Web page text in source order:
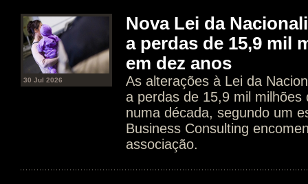
30 Jul 2026
Nova Lei da
a perdas de 15,9 mil
em dez anos
As alterações à Lei da
a perdas de 15,9 mil milhões
numa década, segundo um
Business Consulting
associação.